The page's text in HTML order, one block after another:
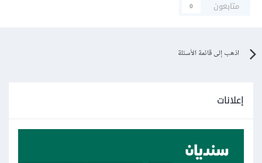
متابعون
0
اذهب إلى قائمة الأسئلة
إعلانات